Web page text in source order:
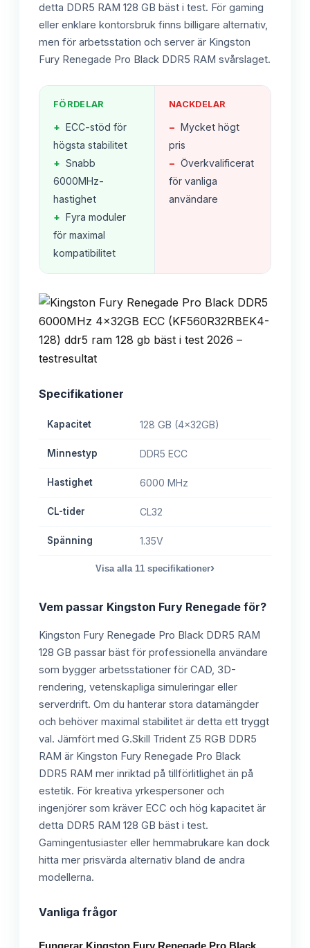
detta DDR5 RAM 128 GB bäst i test. För gaming
eller enklare kontorsbruk finns billigare alternativ,
men för arbetsstation och server är Kingston
Fury Renegade Pro Black DDR5 RAM svårslaget.
FÖRDELAR
+ ECC-stöd för
högsta stabilitet
+ Snabb
6000MHz-
hastighet
+ Fyra moduler
för maximal
kompatibilitet
NACKDELAR
− Mycket högt
pris
− Överkvalificerat
för vanliga
användare
Specifikationer
Kapacitet 128 GB (4x32GB)
Minnestyp DDR5 ECC
Hastighet 6000 MHz
CL-tider CL32
Spänning 1.35V
Visa alla 11 specifikationer›
Vem passar Kingston Fury Renegade för?
Kingston Fury Renegade Pro Black DDR5 RAM
128 GB passar bäst för professionella användare
som bygger arbetsstationer för CAD, 3D-
rendering, vetenskapliga simuleringar eller
serverdrift. Om du hanterar stora datamängder
och behöver maximal stabilitet är detta ett tryggt
val. Jämfört med G.Skill Trident Z5 RGB DDR5
RAM är Kingston Fury Renegade Pro Black
DDR5 RAM mer inriktad på tillförlitlighet än på
estetik. För kreativa yrkespersoner och
ingenjörer som kräver ECC och hög kapacitet är
detta DDR5 RAM 128 GB bäst i test.
Gamingentusiaster eller hemmabrukare kan dock
hitta mer prisvärda alternativ bland de andra
modellerna.
Vanliga frågor
Fungerar Kingston Fury Renegade Pro Black